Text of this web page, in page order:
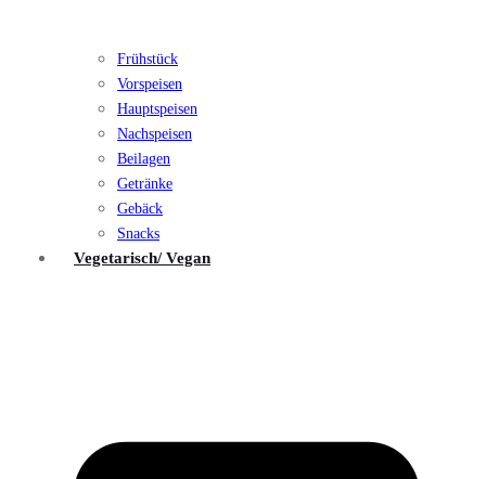
Frühstück
Vorspeisen
Hauptspeisen
Nachspeisen
Beilagen
Getränke
Gebäck
Snacks
Vegetarisch/ Vegan